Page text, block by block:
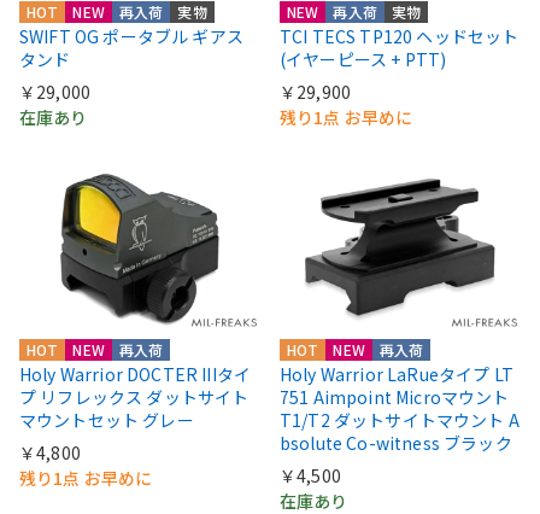
HOT NEW 再入荷 実物
SWIFT OG ポータブル ギアス
タンド
￥29,000
在庫あり
NEW 再入荷 実物
TCI TECS TP120 ヘッドセット
(イヤーピース + PTT)
￥29,900
残り1点 お早めに
HOT NEW 再入荷
Holy Warrior DOCTER IIIタイ
プ リフレックス ダットサイト
マウントセット グレー
￥4,800
残り1点 お早めに
HOT NEW 再入荷
Holy Warrior LaRueタイプ LT
751 Aimpoint Microマウント
T1/T2 ダットサイトマウント A
bsolute Co-witness ブラック
￥4,500
在庫あり